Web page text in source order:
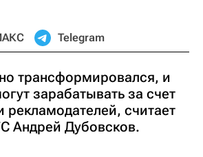
Telegram
трансформировался, и
зарабатывать за счет
рекламодателей, считает
Андрей Дубовсков.